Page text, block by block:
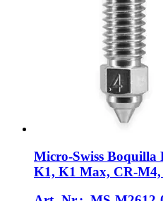
Micro-Swiss Boquilla
K1, K1 Max, CR-​M4,